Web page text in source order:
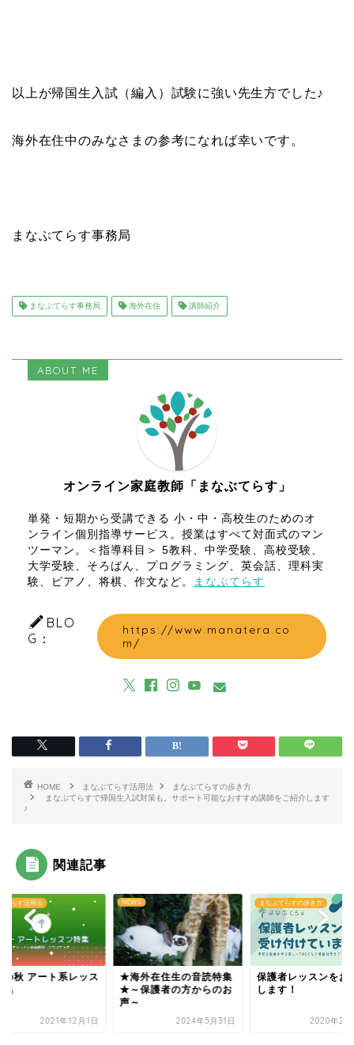
以上が帰国生入試（編入）試験に強い先生方でした♪
海外在住中のみなさまの参考になれば幸いです。
まなぶてらす事務局
まなぶてらす事務局 海外在住 講師紹介
ABOUT ME
オンライン家庭教師「まなぶてらす」
単発・短期から受講できる 小・中・高校生のためのオ
ンライン個別指導サービス。授業はすべて対面式のマン
ツーマン。＜指導科目＞ 5教科、中学受験、高校受験、
大学受験、そろばん、プログラミング、英会話、理科実
験、ピアノ、将棋、作文など。
まなぶてらす
BLO
G：
https://www.manatera.co
m/
HOME まなぶてらす活用法
まなぶてらすの歩き方
まなぶてらすで帰国生入試対策も。サポート可能なおすすめ講師をご紹介します
♪
関連記事
てらす活用法
の秋 アート系レッス
集
2021年12月1日
NEWS
★海外在住生の音読特集
★～保護者の方からのお
声～
2024年5月31日
まなぶてらすの歩き方
保護者レッスンをお
します！
2020年2